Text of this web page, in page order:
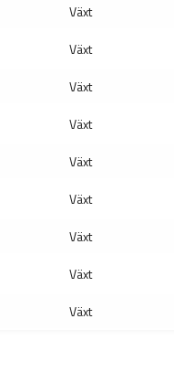
Växt
Växt
Växt
Växt
Växt
Växt
Växt
Växt
Växt